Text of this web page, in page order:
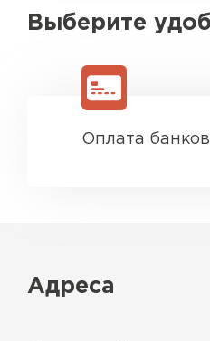
Выберите
Оплата
Адреса